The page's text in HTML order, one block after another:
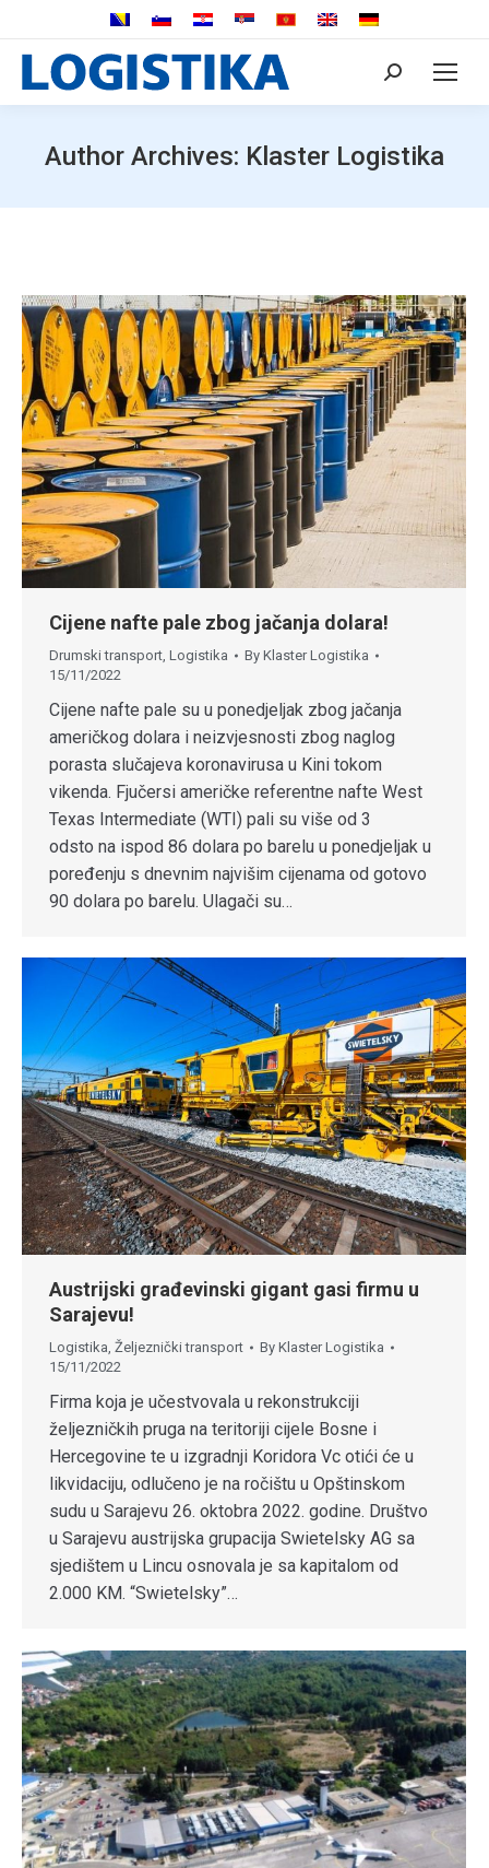
Search:
Author Archives: Klaster Logistika
Cijene nafte pale zbog jačanja dolara!
Drumski transport Logistika By Klaster Logistika
15/11/2022
Cijene nafte pale su u ponedjeljak zbog jačanja
američkog dolara i neizvjesnosti zbog naglog
porasta slučajeva koronavirusa u Kini tokom
vikenda. Fjučersi američke referentne nafte West
Texas Intermediate (WTI) pali su više od 3
odsto na ispod 86 dolara po barelu u ponedjeljak u
poređenju s dnevnim najvišim cijenama od gotovo
90 dolara po barelu. Ulagači su…
Austrijski građevinski gigant gasi firmu u
Sarajevu!
Logistika Željeznički transport By Klaster Logistika
15/11/2022
Firma koja je učestvovala u rekonstrukciji
željezničkih pruga na teritoriji cijele Bosne i
Hercegovine te u izgradnji Koridora Vc otići će u
likvidaciju, odlučeno je na ročištu u Opštinskom
sudu u Sarajevu 26. oktobra 2022. godine. Društvo
u Sarajevu austrijska grupacija Swietelsky AG sa
sjedištem u Lincu osnovala je sa kapitalom od
2.000 KM. “Swietelsky”…